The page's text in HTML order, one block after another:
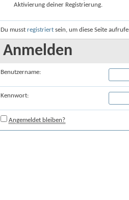
Aktivierung deiner Registrierung.
Du musst registriert sein, um diese Seite
Anmelden
Benutzername:
Kennwort:
Angemeldet bleiben?